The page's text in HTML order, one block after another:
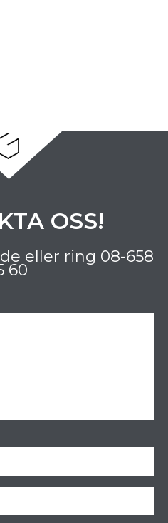
OSS!
eller ring 08-658
60